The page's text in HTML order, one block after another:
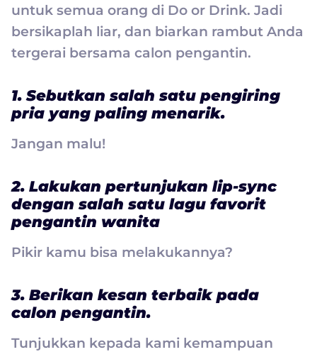
untuk semua orang di Do or Drink. Jadi
bersikaplah liar, dan biarkan rambut Anda
tergerai bersama calon pengantin.
1. Sebutkan salah satu pengiring
pria yang paling menarik.
Jangan malu!
2. Lakukan pertunjukan lip-sync
dengan salah satu lagu favorit
pengantin wanita
Pikir kamu bisa melakukannya?
3. Berikan kesan terbaik pada
calon pengantin.
Tunjukkan kepada kami kemampuan